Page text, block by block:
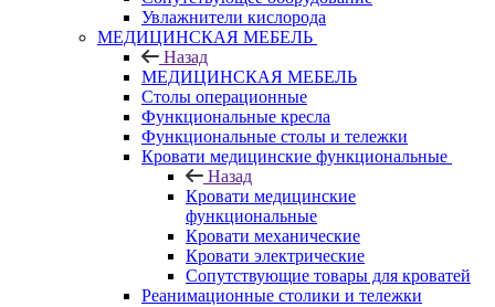
Увлажнители кислорода
МЕДИЦИНСКАЯ МЕБЕЛЬ
Назад
МЕДИЦИНСКАЯ МЕБЕЛЬ
Столы операционные
Функциональные кресла
Функциональные столы и тележки
Кровати медицинские функциональные
Назад
Кровати медицинские
функциональные
Кровати механические
Кровати электрические
Сопутствующие товары для кроватей
Реанимационные столики и тележки